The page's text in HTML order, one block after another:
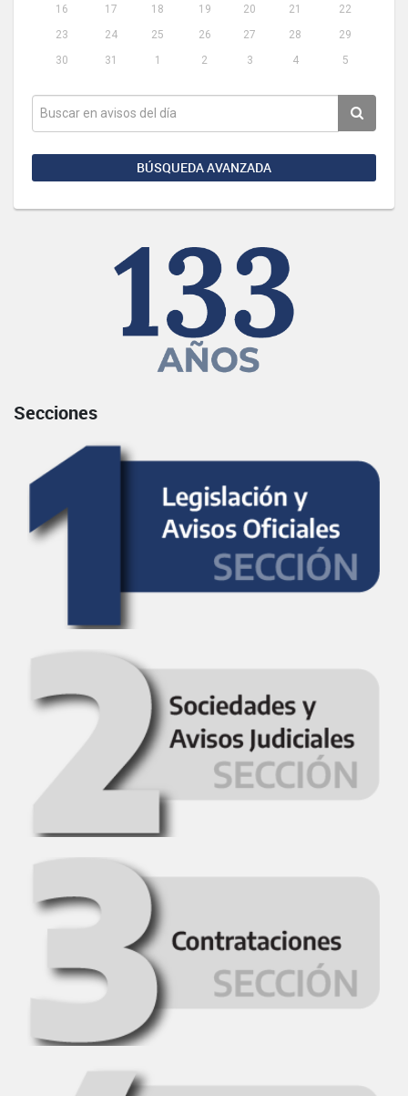
16
17 18 19 20 21
22
23
24 25 26 27 28
29
30
31 1 2 3 4 5
BÚSQUEDA AVANZADA
Secciones